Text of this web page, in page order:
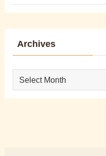
Archives
Archives